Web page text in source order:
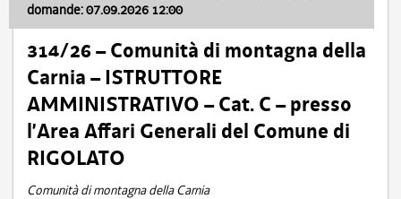
domande: 07.09.2026 12:00
314/26 – Comunità di montagna della
Carnia – ISTRUTTORE
AMMINISTRATIVO – Cat. C – presso
l’Area Affari Generali del Comune di
RIGOLATO
Comunità di montagna della Carnia